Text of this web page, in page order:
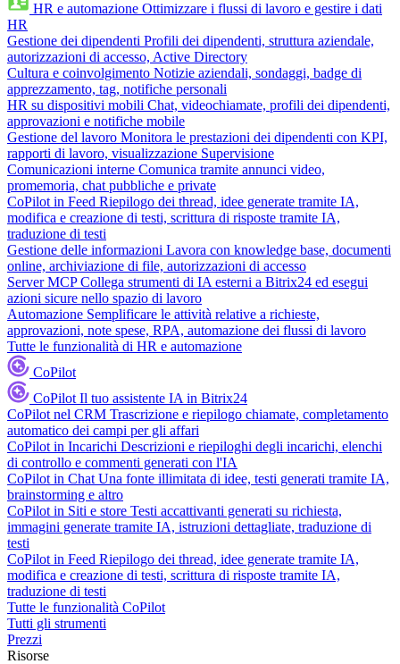
HR e automazione Ottimizzare i flussi di lavoro e gestire i dati
HR
Gestione dei dipendenti Profili dei dipendenti, struttura aziendale,
autorizzazioni di accesso, Active Directory
Cultura e coinvolgimento Notizie aziendali, sondaggi, badge di
apprezzamento, tag, notifiche personali
HR su dispositivi mobili Chat, videochiamate, profili dei dipendenti,
approvazioni e notifiche mobile
Gestione del lavoro Monitora le prestazioni dei dipendenti con KPI,
rapporti di lavoro, visualizzazione Supervisione
Comunicazioni interne Comunica tramite annunci video,
promemoria, chat pubbliche e private
CoPilot in Feed Riepilogo dei thread, idee generate tramite IA,
modifica e creazione di testi, scrittura di risposte tramite IA,
traduzione di testi
Gestione delle informazioni Lavora con knowledge base, documenti
online, archiviazione di file, autorizzazioni di accesso
Server MCP Collega strumenti di IA esterni a Bitrix24 ed esegui
azioni sicure nello spazio di lavoro
Automazione Semplificare le attività relative a richieste,
approvazioni, note spese, RPA, automazione dei flussi di lavoro
Tutte le funzionalità di HR e automazione
CoPilot
CoPilot Il tuo assistente IA in Bitrix24
CoPilot nel CRM Trascrizione e riepilogo chiamate, completamento
automatico dei campi per gli affari
CoPilot in Incarichi Descrizioni e riepiloghi degli incarichi, elenchi
di controllo e commenti generati con l'IA
CoPilot in Chat Una fonte illimitata di idee, testi generati tramite IA,
brainstorming e altro
CoPilot in Siti e store Testi accattivanti generati su richiesta,
immagini generate tramite IA, istruzioni dettagliate, traduzione di
testi
CoPilot in Feed Riepilogo dei thread, idee generate tramite IA,
modifica e creazione di testi, scrittura di risposte tramite IA,
traduzione di testi
Tutte le funzionalità CoPilot
Tutti gli strumenti
Prezzi
Risorse